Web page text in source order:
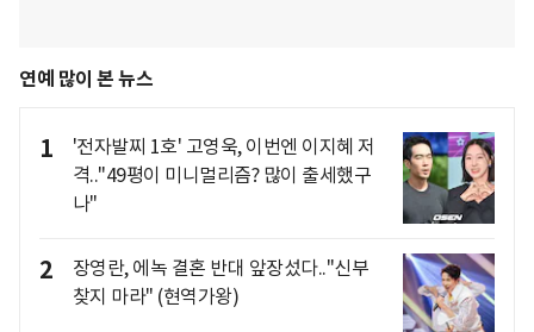
연예 많이 본 뉴스
1
'전자발찌 1호' 고영욱, 이번엔 이지혜 저
격.."49평이 미니멀리즘? 많이 출세했구
나"
2
장영란, 에녹 결혼 반대 앞장섰다.."신부
찾지 마라" (현역가왕)